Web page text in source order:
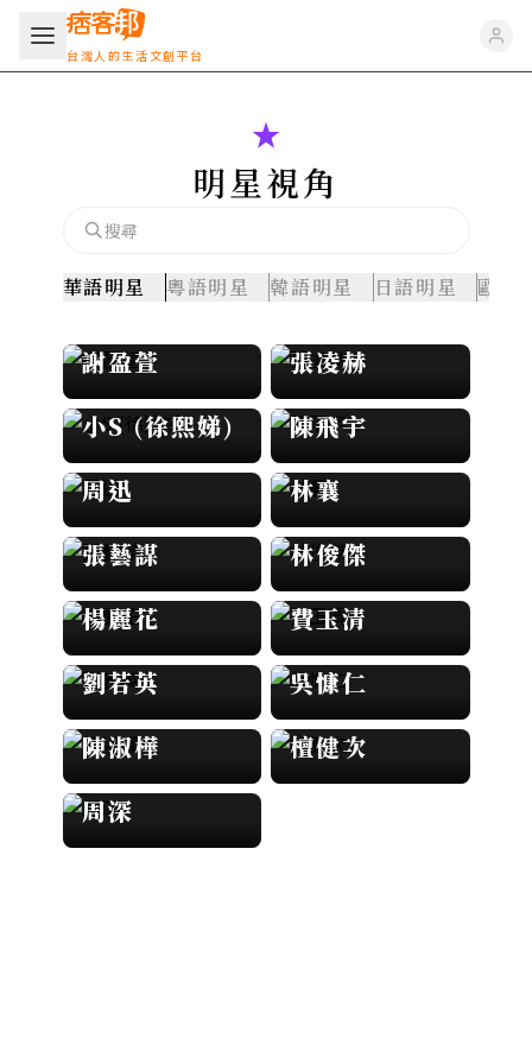
台灣人的生活文創平台
明星視角
華語明星 粵語明星 韓語明星 日語明星 歐美
謝盈萱
張凌赫
小S (徐熙娣)
陳飛宇
周迅
林襄
張藝謀
林俊傑
楊麗花
費玉清
劉若英
吳慷仁
陳淑樺
檀健次
周深